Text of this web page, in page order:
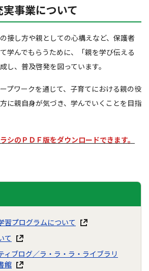
事業について
接し方や親としての心構えなど、保護者
学んでもらうために、「親を学び伝える
し、普及啓発を図っています。
プワークを通じて、子育てにおける親の役
に親自身が気づき、学んでいくことを目指
シのＰＤＦ版をダウンロードできます。
習プログラムについて
て
ィブログ／ラ・ラ・ラ・ライブラリ
館